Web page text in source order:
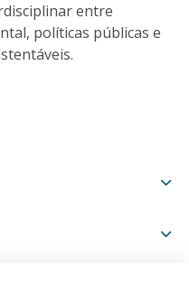
entre
políticas públicas e